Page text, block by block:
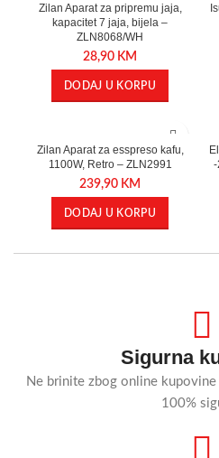
Zilan Aparat za pripremu jaja,
kapacitet 7 jaja, bijela –
ZLN8068/WH
28,90 KM
DODAJ U KORPU
Zilan Aparat za esspreso kafu,
1100W, Retro – ZLN2991
239,90 KM
DODAJ U KORPU
-
Sigurna
Ne brinite zbog online kupovine
100%